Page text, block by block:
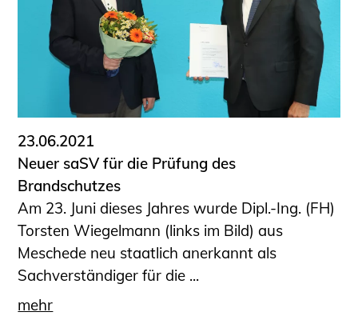
23.06.2021
Neuer saSV für die Prüfung des
Brandschutzes
Am 23. Juni dieses Jahres wurde Dipl.-Ing. (FH)
Torsten Wiegelmann (links im Bild) aus
Meschede neu staatlich anerkannt als
Sachverständiger für die ...
mehr